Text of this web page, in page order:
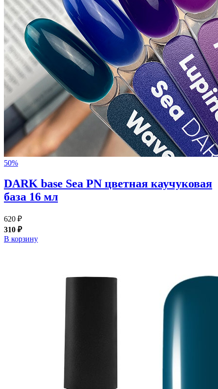
50%
DARK base Sea PN цветная каучуковая
база 16 мл
620 ₽
310 ₽
В корзину